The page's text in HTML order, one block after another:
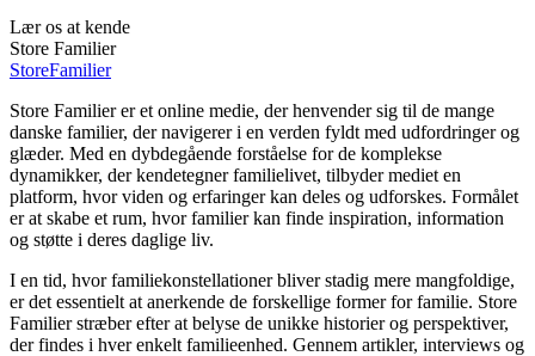
Lær os at kende
Store Familier
StoreFamilier
Store Familier er et online medie, der henvender sig til de mange
danske familier, der navigerer i en verden fyldt med udfordringer og
glæder. Med en dybdegående forståelse for de komplekse
dynamikker, der kendetegner familielivet, tilbyder mediet en
platform, hvor viden og erfaringer kan deles og udforskes. Formålet
er at skabe et rum, hvor familier kan finde inspiration, information
og støtte i deres daglige liv.
I en tid, hvor familiekonstellationer bliver stadig mere mangfoldige,
er det essentielt at anerkende de forskellige former for familie. Store
Familier stræber efter at belyse de unikke historier og perspektiver,
der findes i hver enkelt familieenhed. Gennem artikler, interviews og